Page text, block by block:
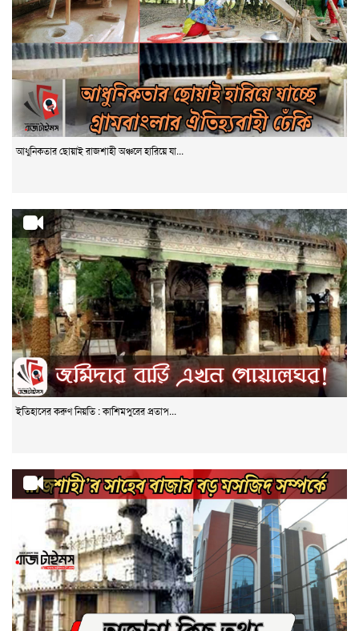
আধুনিকতার ছোয়াই রাজশাহী অঞ্চলে হারিয়ে যা...
ইতিহাসের করুণ নিয়তি : কাশিমপুরের প্রতাপ...